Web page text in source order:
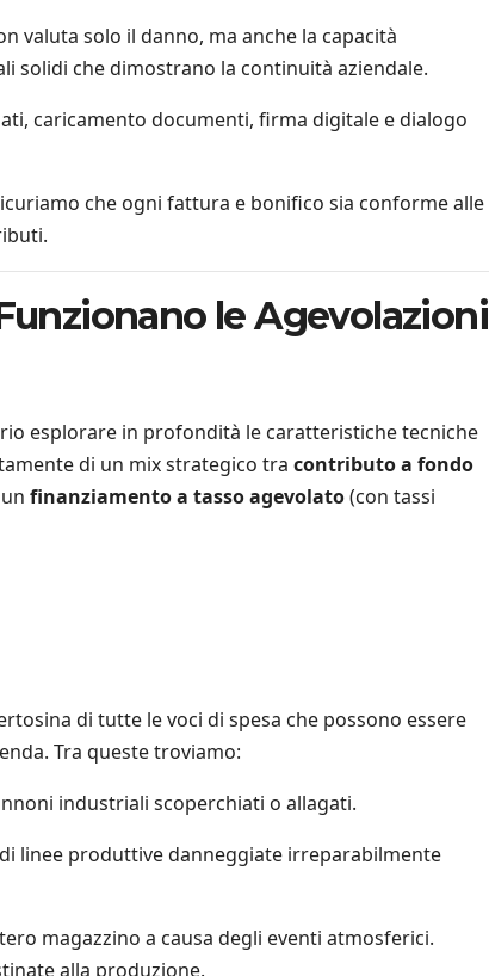
valuta solo il danno, ma anche la capacità
solidi che dimostrano la continuità aziendale.
caricamento documenti, firma digitale e dialogo
che ogni fattura e bonifico sia conforme alle
le Agevolazioni
esplorare in profondità le caratteristiche tecniche
di un mix strategico tra contributo a fondo
finanziamento a tasso agevolato(con tassi
di tutte le voci di spesa che possono essere
Tra queste troviamo:
industriali scoperchiati o allagati.
linee produttive danneggiate irreparabilmente
magazzino a causa degli eventi atmosferici.
alla produzione.